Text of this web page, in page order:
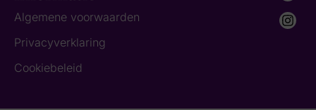
Algemene voorwaarden
Privacyverklaring
Cookiebeleid